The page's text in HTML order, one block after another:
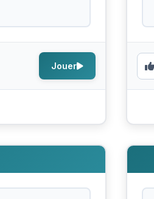
Jouer